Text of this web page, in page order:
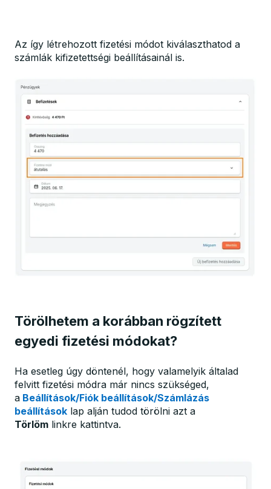
Az így létrehozott fizetési módot kiválaszthatod a
számlák kifizetettségi beállításainál is.
Törölhetem a korábban rögzített
egyedi fizetési módokat?
Ha esetleg úgy döntenél, hogy valamelyik általad
felvitt fizetési módra már nincs szükséged,
a Beállítások/Fiók beállítások/Számlázás
beállítások lap alján tudod törölni azt a
Törlöm linkre kattintva.